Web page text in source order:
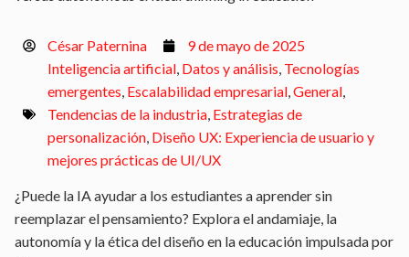
César Paternina
9 de mayo de 2025
Inteligencia artificial, Datos y análisis, Tecnologías
emergentes, Escalabilidad empresarial,General,
Tendencias de la industria, Estrategias de
personalización, Diseño UX: Experiencia de usuario y
mejores prácticas de UI/UX
¿Puede la IA ayudar a los estudiantes a aprender sin
reemplazar el pensamiento? Explora el andamiaje, la
autonomía y la ética del diseño en la educación impulsada por